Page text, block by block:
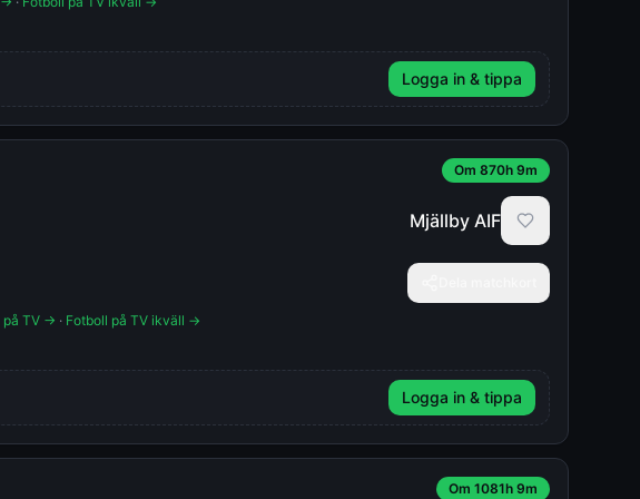
Logga in & tippa
Om 870h 9m
Mjällby AIF
på TV → · Fotboll på TV ikväll →
Logga in & tippa
Om 1081h 9m